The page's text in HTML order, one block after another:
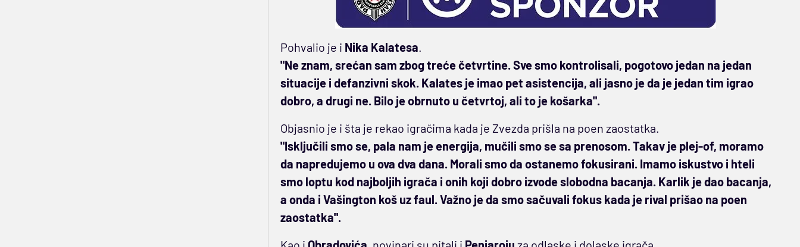
Pohvalio je i Nika Kalatesa.
"Ne znam, srećan sam zbog treće četvrtine. Sve smo kontrolisali, pogotovo jedan na jedan
situacije i defanzivni skok. Kalates je imao pet asistencija, ali jasno je da je jedan tim igrao
dobro, a drugi ne. Bilo je obrnuto u četvrtoj, ali to je košarka".
Objasnio je i šta je rekao igračima kada je Zvezda prišla na poen zaostatka.
"Isključili smo se, pala nam je energija, mučili smo se sa prenosom. Takav je plej-of, moramo
da napredujemo u ova dva dana. Morali smo da ostanemo fokusirani. Imamo iskustvo i hteli
smo loptu kod najboljih igrača i onih koji dobro izvode slobodna bacanja. Karlik je dao bacanja,
a onda i Vašington koš uz faul. Važno je da smo sačuvali fokus kada je rival prišao na poen
zaostatka".